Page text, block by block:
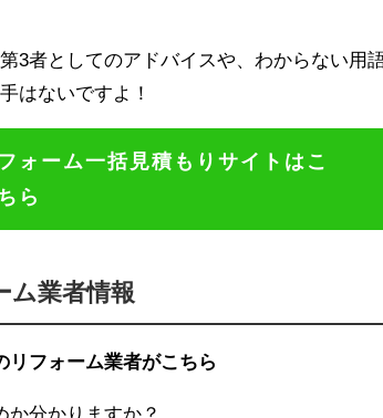
3者としてのアドバイスや、わからない用
はないですよ！
ォーム一括見積もりサイトはこ
ら
ム業者情報
リフォーム業者がこちら
か分かりますか？